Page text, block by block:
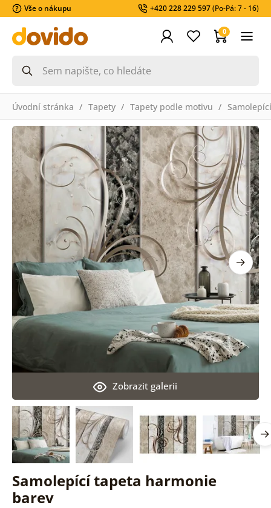
Vše o nákupu +420 228 229 597(Po-Pá: 7 - 16)
0
Úvodní stránka Tapety Tapety podle motivu
Samolepící tapeta harmonie
barev
Zobrazit galerii